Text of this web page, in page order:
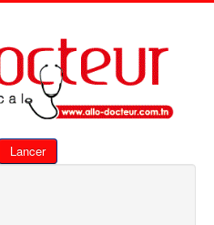
Lancer